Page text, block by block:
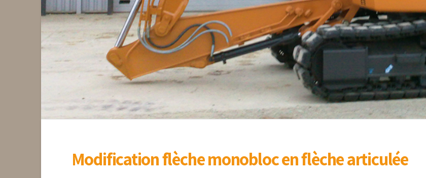
Modification flèche monobloc en flèche articulée